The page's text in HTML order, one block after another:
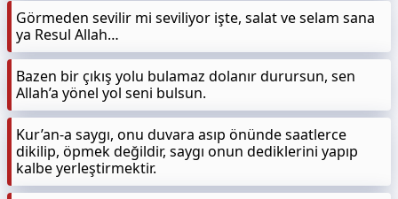
Görmeden sevilir mi seviliyor işte, salat ve selam sana
ya Resul Allah…
Bazen bir çıkış yolu bulamaz dolanır durursun, sen
Allah’a yönel yol seni bulsun.
Kur’an-a saygı, onu duvara asıp önünde saatlerce
dikilip, öpmek değildir, saygı onun dediklerini yapıp
kalbe yerleştirmektir.